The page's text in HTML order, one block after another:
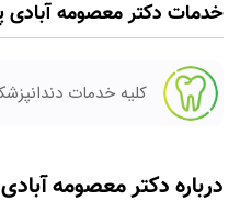
خدمات دکتر معصومه آبادی
کلیه خدمات
درباره دکتر معصومه